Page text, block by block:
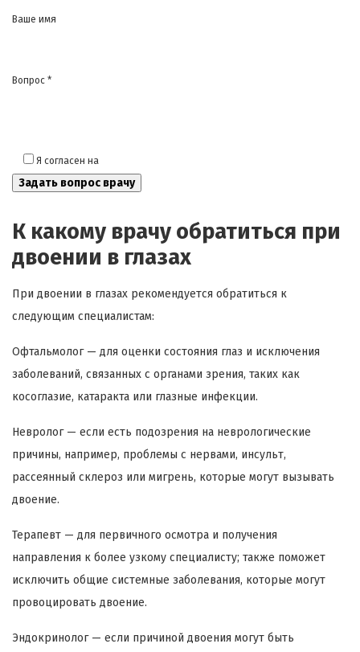
Ваше имя
Вопрос *
Я согласен на
К какому врачу обратиться при
двоении в глазах
При двоении в глазах рекомендуется обратиться к
следующим специалистам:
Офтальмолог — для оценки состояния глаз и исключения
заболеваний, связанных с органами зрения, таких как
косоглазие, катаракта или глазные инфекции.
Невролог — если есть подозрения на неврологические
причины, например, проблемы с нервами, инсульт,
рассеянный склероз или мигрень, которые могут вызывать
двоение.
Терапевт — для первичного осмотра и получения
направления к более узкому специалисту; также поможет
исключить общие системные заболевания, которые могут
провоцировать двоение.
Эндокринолог — если причиной двоения могут быть